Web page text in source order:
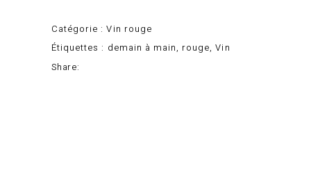
Catégorie :Vin rouge
Étiquettes : demain à main, rouge,Vin
Share: